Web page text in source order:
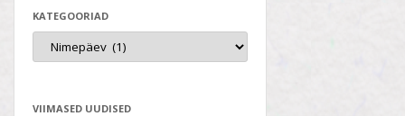
KATEGOORIAD
VIIMASED UUDISED